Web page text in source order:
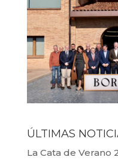
ÚLTIMAS
La Cata de Verano